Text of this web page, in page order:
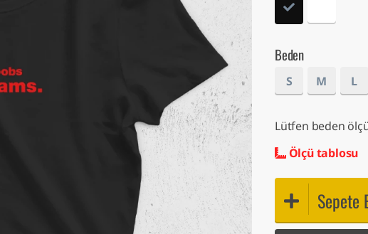
Beden
S M L
Lütfen beden
Ölçü tablosu
Sepete